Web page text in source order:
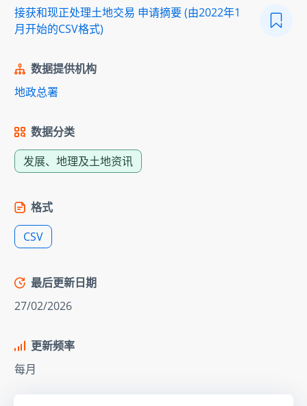
接获和现正处理土地交易 申请摘要 (由2022年1
月开始的CSV格式)
数据提供机构
地政总署
数据分类
发展、地理及土地资讯
格式
CSV
最后更新日期
27/02/2026
更新频率
每月